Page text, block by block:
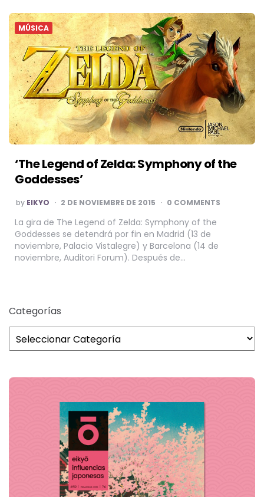
MÚSICA
‘The Legend of Zelda: Symphony of the
Goddesses’
POSTED
BY
by EIKYO 2 DE NOVIEMBRE DE 2015 0 COMMENTS
La gira de The Legend of Zelda: Symphony of the
Goddesses se detendrá por fin en Madrid (13 de
noviembre, Palacio Vistalegre) y Barcelona (14 de
noviembre, Auditori Forum). Después de…
Categorías